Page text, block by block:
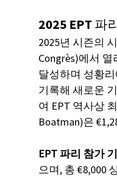
2025 EPT 파
2025년 시즌의
Congrès)에서
달성하며 성황
기록해 새로운
여 EPT 역사상
Boatman)은
EPT 파리 참가
으며, 총 €8,000